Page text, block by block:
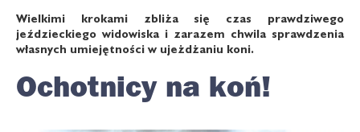
Wielkimi krokami zbliża się czas prawdziwego
jeździeckiego widowiska i zarazem chwila sprawdzenia
własnych umiejętności w ujeżdżaniu koni.
Ochotnicy na koń!